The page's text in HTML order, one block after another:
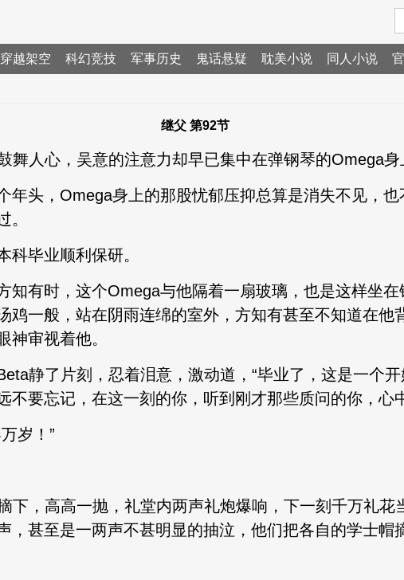
穿越架空 科幻竞技 军事历史 鬼话悬疑 耽美小说 同人小说
继父 第92节
舞人心，吴意的注意力却早已集中在弹钢琴的Omega身
年头，Omega身上的那股忧郁压抑总算是消失不见，
。
科毕业顺利保研。
知有时，这个Omega与他隔着一扇玻璃，也是这样坐
鸡一般，站在阴雨连绵的室外，方知有甚至不知道在他
神审视着他。
静了片刻，忍着泪意，激动道，“毕业了，这是一个
不要忘记，在这一刻的你，听到刚才那些质问的你，心
岁！”
下，高高一抛，礼堂内两声礼炮爆响，下一刻千万礼花
，甚至是一两声不甚明显的抽泣，他们把各自的学士帽